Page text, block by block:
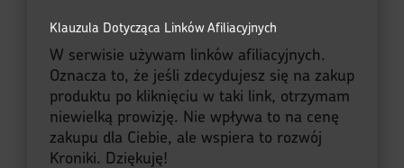
Klauzula Dotycząca Linków Afiliacyjnych
W serwisie używam linków afiliacyjnych.
Oznacza to, że jeśli zdecydujesz się na zakup
produktu po kliknięciu w taki link, otrzymam
niewielką prowizję. Nie wpływa to na cenę
zakupu dla Ciebie, ale wspiera to rozwój
Kroniki. Dziękuję!